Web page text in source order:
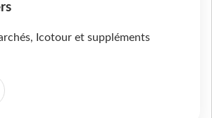
Icotour et suppléments